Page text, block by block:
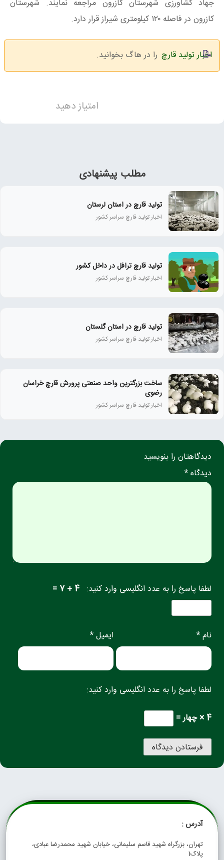
جهاد کشاورزی شهرستان کازرون مراجعه نمایند. شهرستان
کازرون در فاصله ۱۲۰ کیلومتری شیراز قرار دارد.
اخبار تولید قارچ را در هاگ بخوانید.
امتیاز دهید
مطلب پیشنهادی
تولید قارچ در استان لرستان
اخبار تولید قارچ سراسر کشور
تولید قارچ ترافل در داخل کشور
اخبار تولید قارچ سراسر کشور
تولید قارچ در استان گلستان
اخبار تولید قارچ سراسر کشور
ساخت بزرگترین واحد صنعتی پرورش قارچ خراسان
رضوی
اخبار تولید قارچ سراسر کشور
دیدگاهتان را بنویسید
دیدگاه *
لطفا پاسخ را به عدد انگلیسی وارد کنید: 4 + 7 =
نام * ایمیل *
لطفا پاسخ را به عدد انگلیسی وارد کنید:
4 × چهار =
آدرس :
تهران، بزرگراه شهید قاسم سلیمانی، خیابان شهید محمدرضا عبادی،
پلاک1